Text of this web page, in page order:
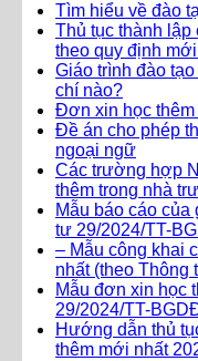
Tìm hiểu về đào
Thủ tục thành
theo quy định
Giáo trình đào
chí nào?
Đơn xin học
Đề án cho phép
ngoại ngữ
Các trường hợp
thêm trong nhà
Mẫu báo cáo
tư 29/2024/TT-
– Mẫu công khai
nhất (theo Thông
Mẫu đơn xin học
29/2024/TT-
Hướng dẫn thủ
thêm mới nhất